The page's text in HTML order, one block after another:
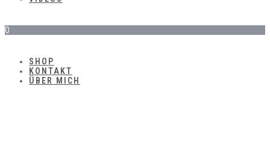
0
SHOP
KONTAKT
ÜBER MICH